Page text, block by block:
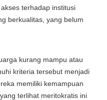
terhadap institusi
berkualitas, yang belum
kurang mampu atau
kriteria tersebut menjadi
memiliki kemampuan
terlihat meritokratis ini